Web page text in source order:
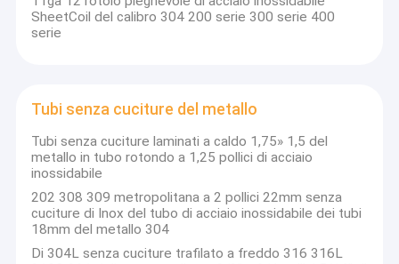
Strato dell'acciaio legato
Tubi senza cuciture del metallo
Metropolitana temprata luminosa
Gli ss hanno saldato il tubo
SheetCoil del calibro 304 200 serie 300 serie 400
serie
Tubi senza cuciture del metallo
Tubi senza cuciture laminati a caldo 1,75» 1,5 del
metallo in tubo rotondo a 1,25 pollici di acciaio
inossidabile
202 308 309 metropolitana a 2 pollici 22mm senza
cuciture di Inox del tubo di acciaio inossidabile dei tubi
18mm del metallo 304
Di 304L senza cuciture trafilato a freddo 316 316L